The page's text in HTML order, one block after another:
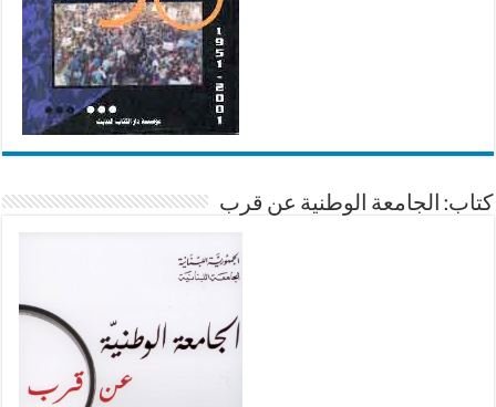
كتاب: الجامعة الوطنية عن قرب